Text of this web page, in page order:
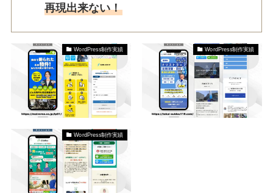
再現出来ない！
WordPress制作実績 WordPress制作実績
WordPress制作実績